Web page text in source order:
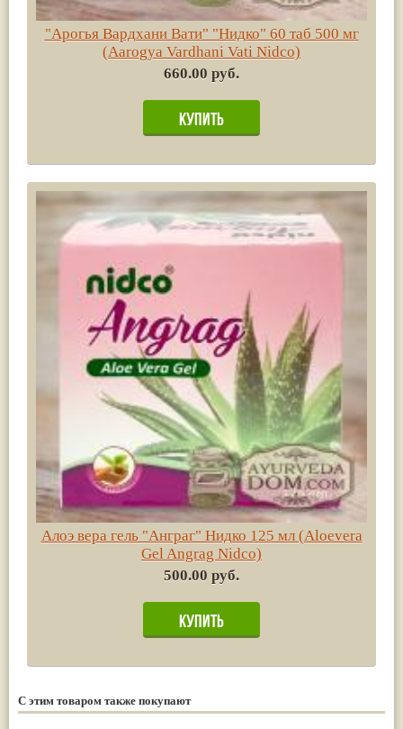
"Арогья Вардхани Вати" "Нидко" 60 таб 500 мг
(Aarogya Vardhani Vati Nidco)
660.00 руб.
Алоэ вера гель "Анграг" Нидко 125 мл (Aloevera
Gel Angrag Nidco)
500.00 руб.
С этим товаром также покупают